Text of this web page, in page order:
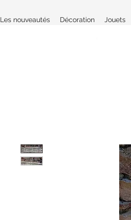
Les nouveautés Décoration Jouets